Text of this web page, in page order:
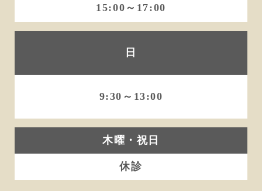
15:00～17:00
日
9:30～13:00
木曜・祝日
休診